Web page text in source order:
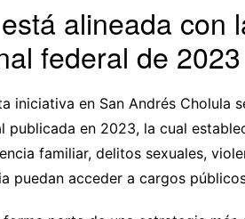
alineada con
federal de 2023
iniciativa en San Andrés Cholula
publicada en 2023, la cual
familiar, delitos sexuales,
puedan acceder a cargos